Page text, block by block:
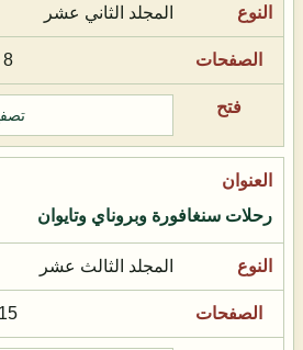
المجلد الثاني عشر
8
رحلات سنغافورة وبروناي وتايوان
المجلد الثالث عشر
15